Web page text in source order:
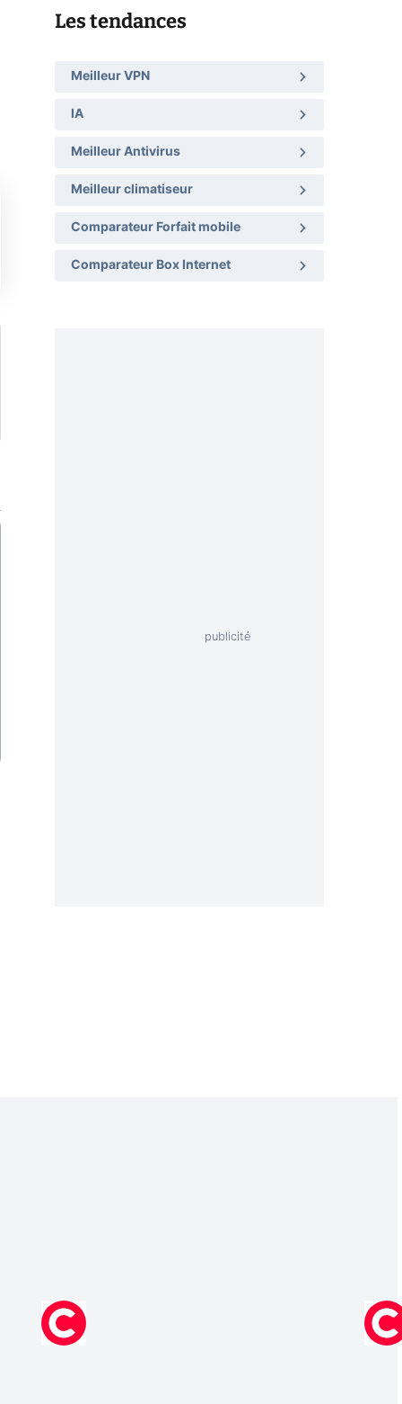
Les tendances
Meilleur VPN
IA
Meilleur Antivirus
Meilleur climatiseur
Comparateur Forfait mobile
Comparateur Box Internet